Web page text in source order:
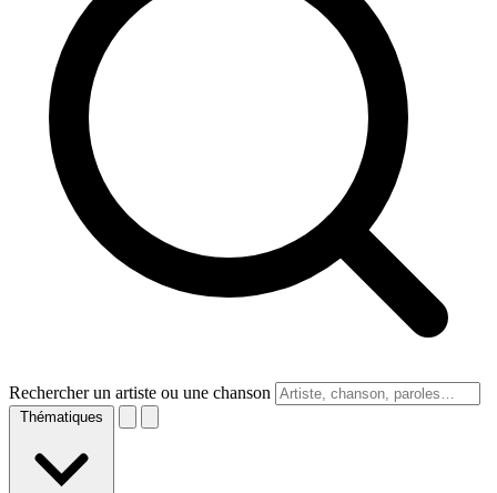
Rechercher un artiste ou une chanson
Thématiques